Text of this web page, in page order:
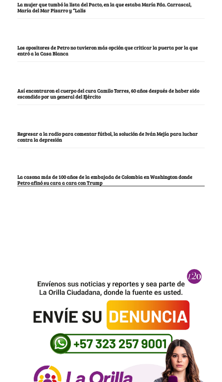
La mujer que tumbó la lista del Pacto, en la que estaba María Fda. Carrascal,
María del Mar Pizarro y “Lalis
Los opositores de Petro no tuvieron más opción que criticar la puerta por la que
entró a la Casa Blanca
Así encontraron el cuerpo del cura Camilo Torres, 60 años después de haber sido
escondido por un general del Ejército
Regresar a la radio para comentar fútbol, la solución de Iván Mejía para luchar
contra la depresión
La casona más de 100 años de la embajada de Colombia en Washington donde
Petro afinó su cara a cara con Trump